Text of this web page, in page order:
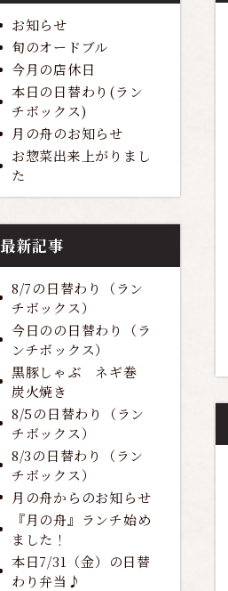
お知らせ
旬のオードブル
今月の店休日
本日の日替わり(ラン
チボックス)
月の舟のお知らせ
お惣菜出来上がりまし
た
最新記事
8/7の日替わり（ラン
チボックス）
今日のの日替わり（ラ
ンチボックス）
黒豚しゃぶ ネギ巻
炭火焼き
8/5の日替わり（ラン
チボックス）
8/3の日替わり（ラン
チボックス）
月の舟からのお知らせ
『月の舟』ランチ始め
ました！
本日7/31（金）の日替
わり弁当♪